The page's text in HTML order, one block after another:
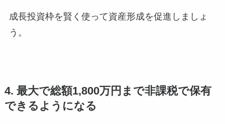
成長投資枠を賢く使って資産形成を促進しましょ
う。
4. 最大で総額1,800万円まで非課税で保有
できるようになる